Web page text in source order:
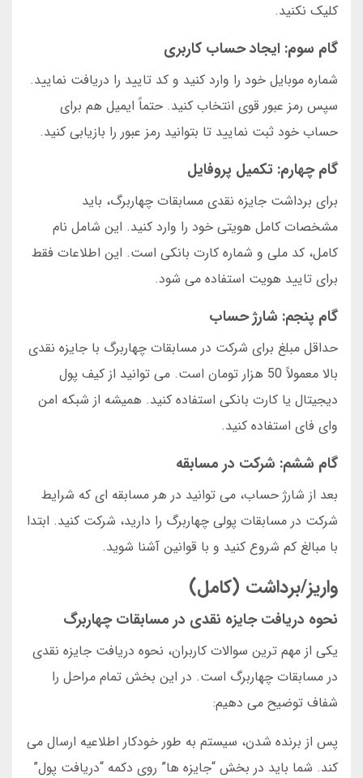
کلیک نکنید.
گام سوم: ایجاد حساب کاربری
شماره موبایل خود را وارد کنید و کد تایید را دریافت نمایید.
سپس رمز عبور قوی انتخاب کنید. حتماً ایمیل هم برای
حساب خود ثبت نمایید تا بتوانید رمز عبور را بازیابی کنید.
گام چهارم: تکمیل پروفایل
برای برداشت جایزه نقدی مسابقات چهاربرگ، باید
مشخصات کامل هویتی خود را وارد کنید. این شامل نام
کامل، کد ملی و شماره کارت بانکی است. این اطلاعات فقط
برای تایید هویت استفاده می شود.
گام پنجم: شارژ حساب
حداقل مبلغ برای شرکت در مسابقات چهاربرگ با جایزه نقدی
بالا معمولاً 50 هزار تومان است. می توانید از کیف پول
دیجیتال یا کارت بانکی استفاده کنید. همیشه از شبکه امن
وای فای استفاده کنید.
گام ششم: شرکت در مسابقه
بعد از شارژ حساب، می توانید در هر مسابقه ای که شرایط
شرکت در مسابقات پولی چهاربرگ را دارید، شرکت کنید. ابتدا
با مبالغ کم شروع کنید و با قوانین آشنا شوید.
واریز/برداشت (کامل)
نحوه دریافت جایزه نقدی در مسابقات چهاربرگ
یکی از مهم ترین سوالات کاربران، نحوه دریافت جایزه نقدی
در مسابقات چهاربرگ است. در این بخش تمام مراحل را
شفاف توضیح می دهیم:
پس از برنده شدن، سیستم به طور خودکار اطلاعیه ارسال می
کند. شما باید در بخش “جایزه ها” روی دکمه “دریافت پول”